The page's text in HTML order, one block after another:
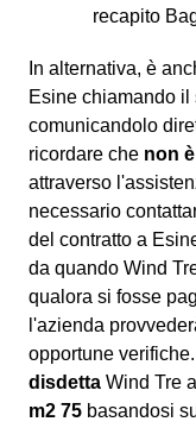
recapito
In alternativa, è
Esine chiamando
comunicandolo
ricordare che non
attraverso
necessario
del contratto a
da quando Wind
qualora si fosse
l'azienda
opportune
disdetta Wind Tre
m2 75 basandosi